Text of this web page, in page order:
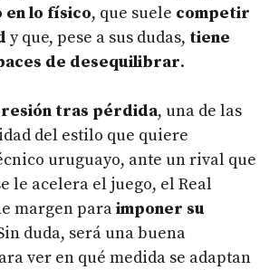
en lo físico, que suele competir
y que, pese a sus dudas, tiene
de desequilibrar.
tras pérdida, una de las
del estilo que quiere
uruguayo, ante un rival que
le acelera el juego, el Real
margen paraimponer su
duda, será una buena
ver en qué medida se adaptan